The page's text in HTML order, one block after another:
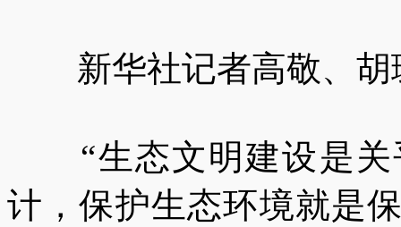
新华社记者高敬、胡
“生态文明建设是关
计，保护生态环境就是